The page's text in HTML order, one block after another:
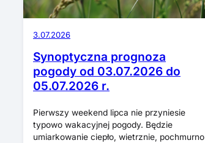
3.07.2026
Synoptyczna prognoza
pogody od 03.07.2026 do
05.07.2026 r.
Pierwszy weekend lipca nie przyniesie
typowo wakacyjnej pogody. Będzie
umiarkowanie ciepło, wietrznie, pochmurno